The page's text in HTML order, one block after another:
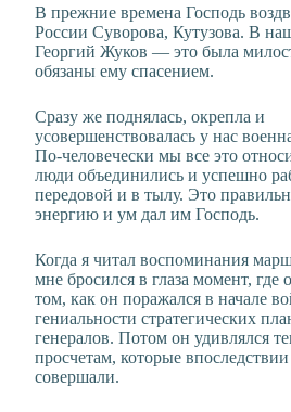
В прежние времена Господь
России Суворова, Кутузова. В
Георгий Жуков — это была
обязаны ему спасением.
Сразу же поднялась, окрепла и
усовершенствовалась у нас
По-человечески мы все это
люди объединились и успешно
передовой и в тылу. Это
энергию и ум дал им Господь.
Когда я читал воспоминания
мне бросился в глаза момент, где
том, как он поражался в начале
гениальности стратегических
генералов. Потом он удивлялся
просчетам, которые
совершали.